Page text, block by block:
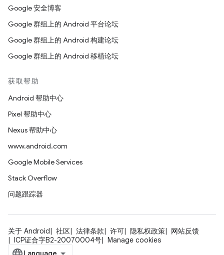
Google 安全博客
Google 群组上的 Android 平台论坛
Google 群组上的 Android 构建论坛
Google 群组上的 Android 移植论坛
获取帮助
Android 帮助中心
Pixel 帮助中心
Nexus 帮助中心
www.android.com
Google Mobile Services
Stack Overflow
问题跟踪器
关于 Android 社区 法律条款 许可 隐私权政策
网站反馈
ICP证合字B2-20070004号
Manage cookies